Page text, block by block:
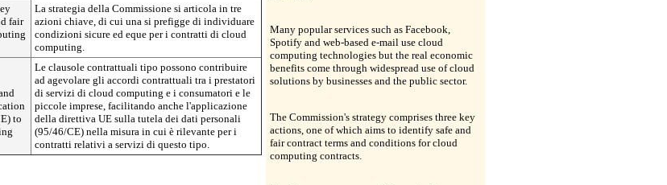
fair
La strategia della Commissione si articola in tre
azioni chiave, di cui una si prefigge di individuare
condizioni sicure ed eque per i contratti di cloud
computing.
to
Le clausole contrattuali tipo possono contribuire
ad agevolare gli accordi contrattuali tra i prestatori
di servizi di cloud computing e i consumatori e le
piccole imprese, facilitando anche l'applicazione
della direttiva UE sulla tutela dei dati personali
(95/46/CE) nella misura in cui è rilevante per i
contratti relativi a servizi di questo tipo.
Many popular services such as Facebook,
Spotify and web-based e-mail use cloud
computing technologies but the real economic
benefits come through widespread use of cloud
solutions by businesses and the public sector.
The Commission's strategy comprises three key
actions, one of which aims to identify safe and
fair contract terms and conditions for cloud
computing contracts.